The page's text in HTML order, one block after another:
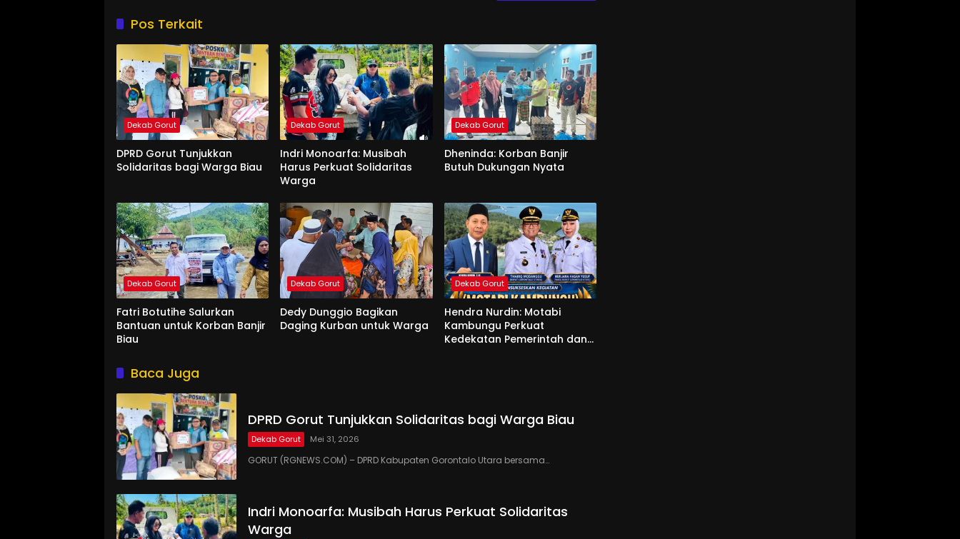
Pos Terkait
Dekab Gorut
DPRD Gorut Tunjukkan
Solidaritas bagi Warga Biau
Dekab Gorut
Indri Monoarfa: Musibah
Harus Perkuat Solidaritas
Warga
Dekab Gorut
Dheninda: Korban Banjir
Butuh Dukungan Nyata
Dekab Gorut
Fatri Botutihe Salurkan
Bantuan untuk Korban Banjir
Biau
Dekab Gorut
Dedy Dunggio Bagikan
Daging Kurban untuk Warga
Dekab Gorut
Hendra Nurdin: Motabi
Kambungu Perkuat
Kedekatan Pemerintah dan
Baca Juga
DPRD Gorut Tunjukkan Solidaritas bagi Warga Biau
Dekab Gorut Mei 31, 2026
GORUT (RGNEWS.COM) – DPRD Kabupaten Gorontalo Utara bersama…
Indri Monoarfa: Musibah Harus Perkuat Solidaritas
Warga